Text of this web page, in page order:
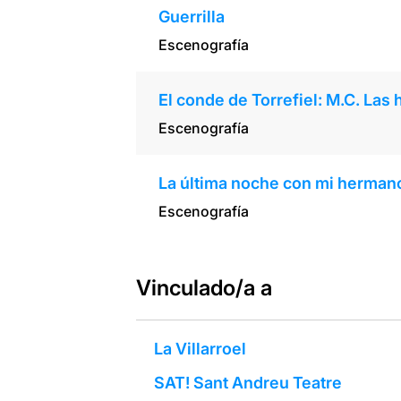
Guerrilla
Escenografía
El conde de Torrefiel: M.C. Las
Escenografía
La última noche con mi
Escenografía
Vinculado/a a
La Villarroel
SAT! Sant Andreu Teatre